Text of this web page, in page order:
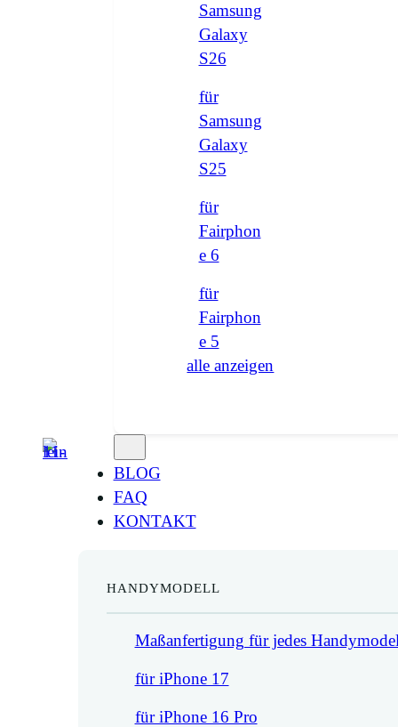
Samsung
Galaxy
S26
für
Samsung
Galaxy
S25
für
Fairphon
e 6
für
Fairphon
e 5
alle anzeigen
BLOG
FAQ
KONTAKT
HANDYMODELL
Maßanfertigung für jedes
für iPhone 17
für iPhone 16 Pro